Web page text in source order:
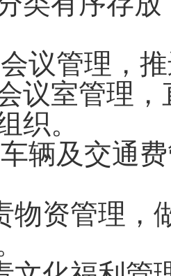
议管理，
议室管理
织。
辆及交通
物资管理，